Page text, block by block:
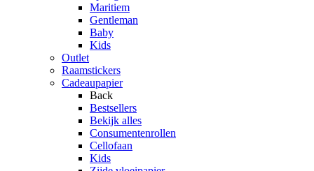
Maritiem
Gentleman
Baby
Kids
Outlet
Raamstickers
Cadeaupapier
Back
Bestsellers
Bekijk alles
Consumentenrollen
Cellofaan
Kids